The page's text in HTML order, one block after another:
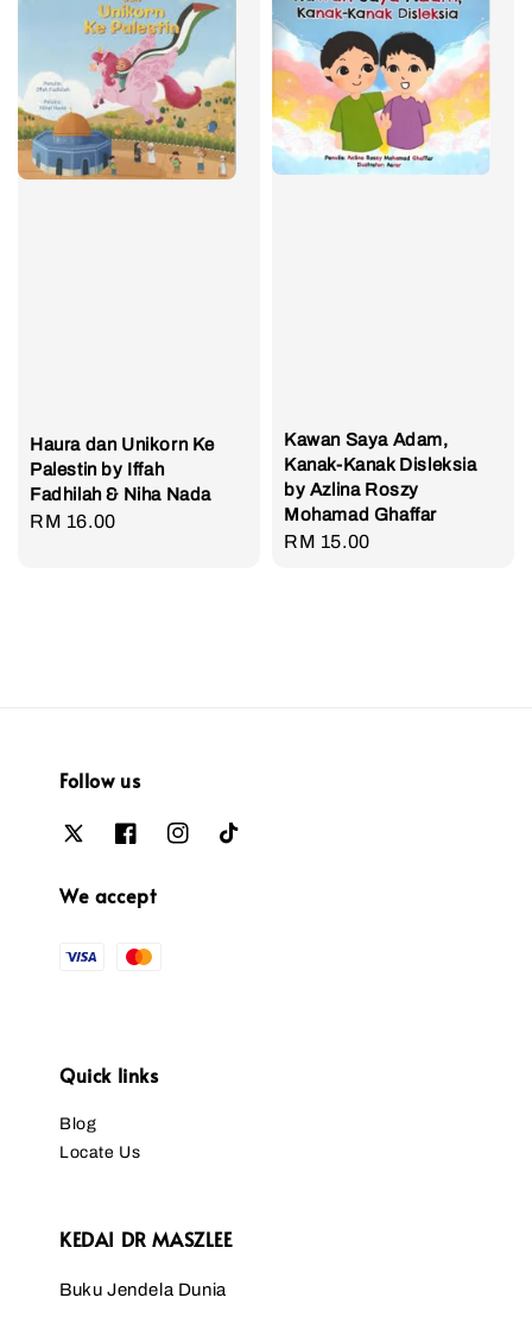
Haura dan Unikorn Ke
Palestin by Iffah
Fadhilah & Niha Nada
Regular
RM 16.00
Kawan Saya Adam,
Kanak-Kanak Disleksia
by Azlina Roszy
Mohamad Ghaffar
Regular
RM 15.00
Follow us
We accept
Quick links
Blog
Locate Us
KEDAI DR MASZLEE
Buku Jendela Dunia